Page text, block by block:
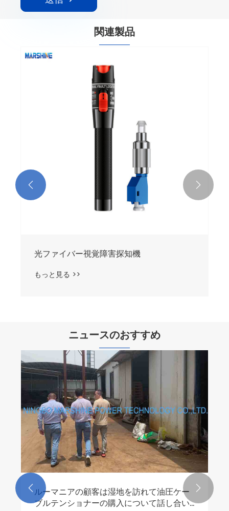
関連製品
光ファイバー視覚障害探知機
もっと見る >>
 
ニュースのおすすめ
ルーマニアの顧客は湿地を訪れて油圧ケー
ブルテンショナーの購入について話し合い
 